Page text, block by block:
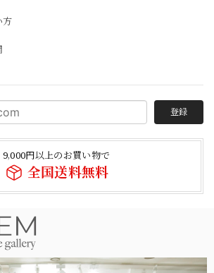
方
登録
9,000円以上のお買い物で
全国送料無料